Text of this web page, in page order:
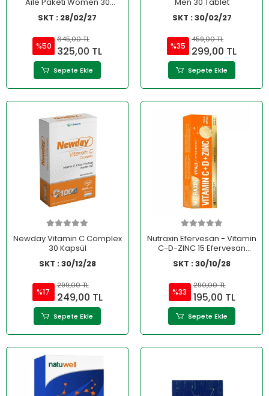
Tablet Men 30 Tablet
SKT : 28/02/27
%50
645,00 TL
325,00 TL
Sepete Ekle
SKT : 30/02/27
%35
459,00 TL
299,00 TL
Sepete Ekle
Newday Vitamin C Complex
30 Kapsül
SKT : 30/12/28
%17
299,00 TL
249,00 TL
Sepete Ekle
Nutraxin Efervesan - Vitamin
C-D-ZINC 15 Efervesan
Tablet
SKT : 30/10/28
%33
290,00 TL
195,00 TL
Sepete Ekle